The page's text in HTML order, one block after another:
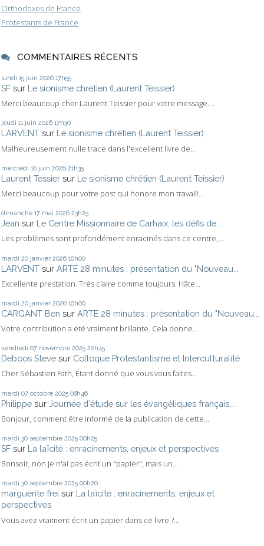
Orthodoxes de France
Protestants de France
COMMENTAIRES RÉCENTS
lundi 15 juin 2026 17h55
SF sur Le sionisme chrétien (Laurent Teissier)
Merci beaucoup cher Laurent Teissier pour votre message....
jeudi 11 juin 2026 17h30
LARVENT sur Le sionisme chrétien (Laurent Teissier)
Malheureusement nulle trace dans l'excellent livre de...
mercredi 10 juin 2026 21h35
Laurent Tessier sur Le sionisme chrétien (Laurent Teissier)
Merci beaucoup pour votre post qui honore mon travail!...
dimanche 17 mai 2026 23h25
Jean sur Le Centre Missionnaire de Carhaix, les défis de...
Les problèmes sont profondément enracinés dans ce centre,...
mardi 20 janvier 2026 10h00
LARVENT sur ARTE 28 minutes : présentation du "Nouveau...
Excellente prestation. Très claire comme toujours. Hâte...
mardi 20 janvier 2026 10h00
CARGANT Ben sur ARTE 28 minutes : présentation du "Nouveau...
Votre contribution a été vraiment brillante. Cela donne...
vendredi 07 novembre 2025 22h45
Deboos Steve sur Colloque Protestantisme et Interculturalité
Cher Sébastien Fath, Étant donné que vous vous faites...
mardi 07 octobre 2025 08h46
Philippe sur Journée d'étude sur les évangéliques français...
Bonjour, comment être informé de la publication de cette...
mardi 30 septembre 2025 00h25
SF sur La laïcité : enracinements, enjeux et perspectives
Bonsoir, non je n'ai pas écrit un "papier", mais un...
mardi 30 septembre 2025 00h20
marguerite frei sur La laïcité : enracinements, enjeux et
perspectives
Vous avez vraiment écrit un papier dans ce livre ?...